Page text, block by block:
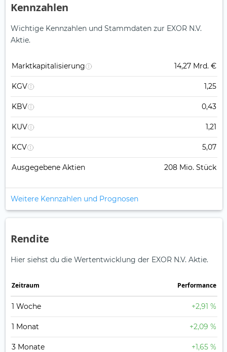
Kennzahlen
Wichtige Kennzahlen und Stammdaten zur EXOR N.V.
Aktie.
Marktkapitalisierung 14,27 Mrd. €
KGV 1,25
KBV 0,43
KUV 1,21
KCV 5,07
Ausgegebene Aktien 208 Mio. Stück
Weitere Kennzahlen und Prognosen
Rendite
Hier siehst du die Wertentwicklung der EXOR N.V. Aktie.
Zeitraum Perfor­mance
1 Woche +2,91 %
1 Monat +2,09 %
3 Monate +1,65 %